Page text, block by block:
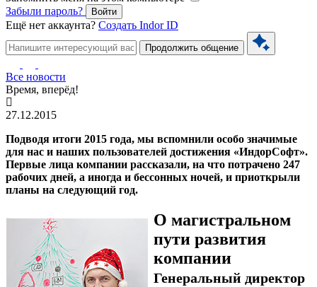
Забыли пароль?
Войти
Ещё нет аккаунта? Создать Indor ID
Продолжить общение
Все новости
Время, вперёд!
27.12.2015
Подводя итоги 2015 года, мы вспомнили особо значимые
для нас и наших пользователей достижения «ИндорСофт».
Первые лица компании рассказали, на что потрачено 247
рабочих дней, а иногда и бессонных ночей, и приоткрыли
планы на следующий год.
О магистральном
пути развития
компании
Генеральный директор